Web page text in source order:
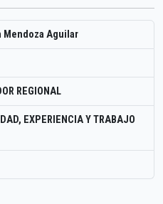
Mendoza Aguilar
REGIONAL
EXPERIENCIA Y TRABAJO